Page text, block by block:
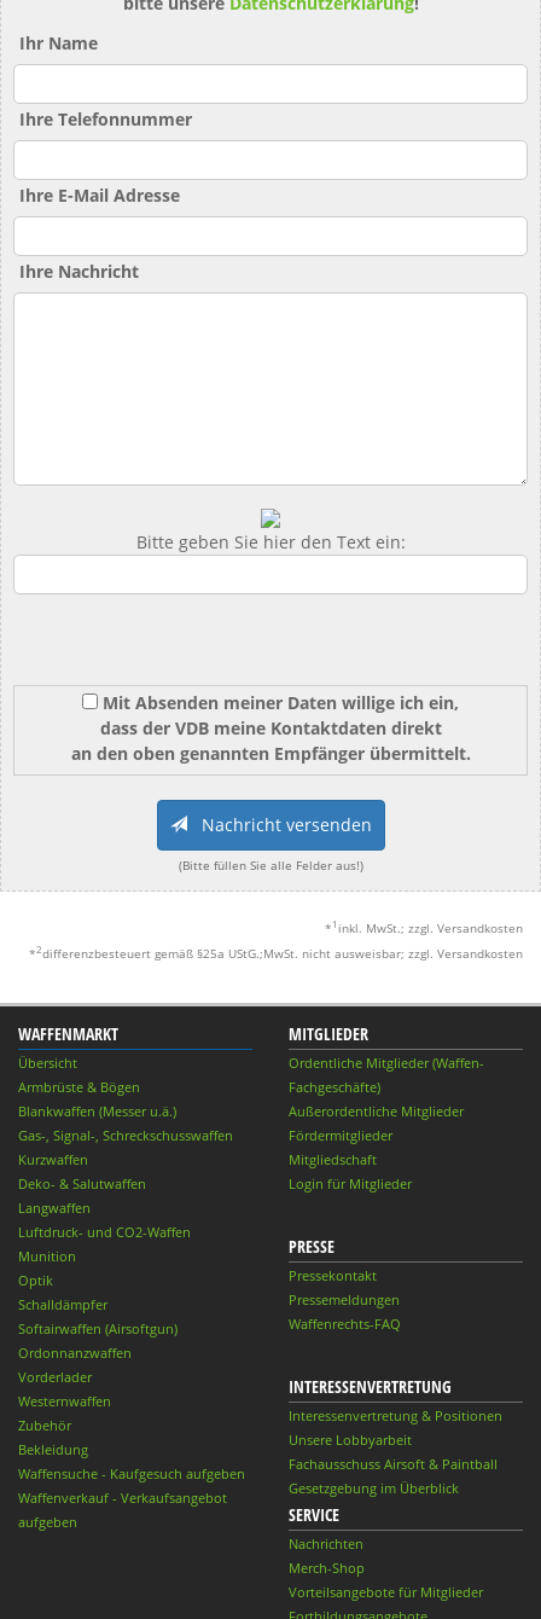
Ihr Name
Ihre Telefonnummer
Ihre E-Mail Adresse
Ihre Nachricht
Bitte geben Sie hier den Text ein:
Mit Absenden meiner Daten willige ich ein,
dass der VDB meine Kontaktdaten direkt
an den oben genannten Empfänger übermittelt.
Nachricht versenden
(Bitte füllen Sie alle Felder aus!)
* 1 inkl. MwSt.; zzgl. Versandkosten
*2differenzbesteuert gemäß §25a UStG.;MwSt. nicht ausweisbar; zzgl. Versandkosten
WAFFENMARKT
Übersicht
Armbrüste & Bögen
Blankwaffen (Messer u.ä.)
Gas-, Signal-, Schreckschusswaffen
Kurzwaffen
Deko- & Salutwaffen
Langwaffen
Luftdruck- und CO2-Waffen
Munition
Optik
Schalldämpfer
Softairwaffen (Airsoftgun)
Ordonnanzwaffen
Vorderlader
Westernwaffen
Zubehör
Bekleidung
Waffensuche - Kaufgesuch aufgeben
Waffenverkauf - Verkaufsangebot
aufgeben
MITGLIEDER
Ordentliche Mitglieder (Waffen-
Fachgeschäfte)
Außerordentliche Mitglieder
Fördermitglieder
Mitgliedschaft
Login für Mitglieder
PRESSE
Pressekontakt
Pressemeldungen
Waffenrechts-FAQ
INTERESSENVERTRETUNG
Interessenvertretung & Positionen
Unsere Lobbyarbeit
Fachausschuss Airsoft & Paintball
Gesetzgebung im Überblick
SERVICE
Nachrichten
Merch-Shop
Vorteilsangebote für Mitglieder